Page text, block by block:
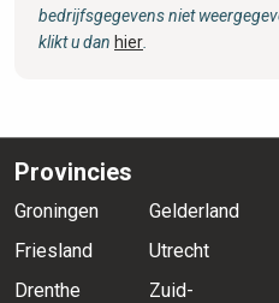
bedrijfsgegevens niet
klikt u dan hier
Provincies
Groningen
Friesland
Drenthe
Gelderland
Utrecht
Zuid-